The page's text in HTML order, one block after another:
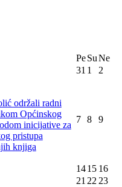
PeSuNe
31 1 2
održali radni
Općinskog
inicijative za
pristupa
knjiga
7 8 9
1415 16
21 22 23